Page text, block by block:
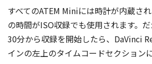
すべてのATEM Miniには時計が内蔵さ
の時間がISO収録でも使用されます。
30分から収録を開始したら、DaVinci
インの左上のタイムコードセクション